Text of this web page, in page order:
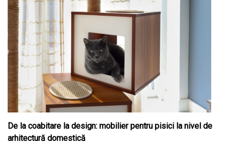
De la coabitare la design: mobilier pentru pisici la nivel de
arhitectură domestică